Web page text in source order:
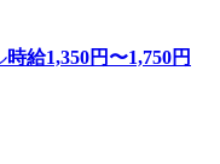
時給1,350円〜1,750円